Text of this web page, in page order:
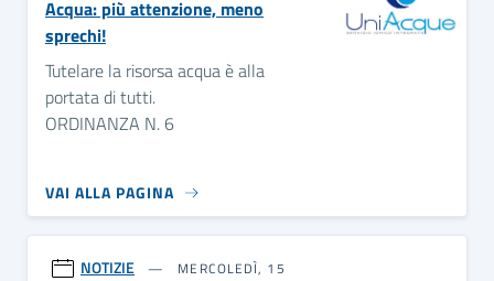
Acqua: più attenzione, meno
sprechi!
Tutelare la risorsa acqua è alla
portata di tutti.
ORDINANZA N. 6
VAI ALLA PAGINA
NOTIZIE
MERCOLEDÌ, 15